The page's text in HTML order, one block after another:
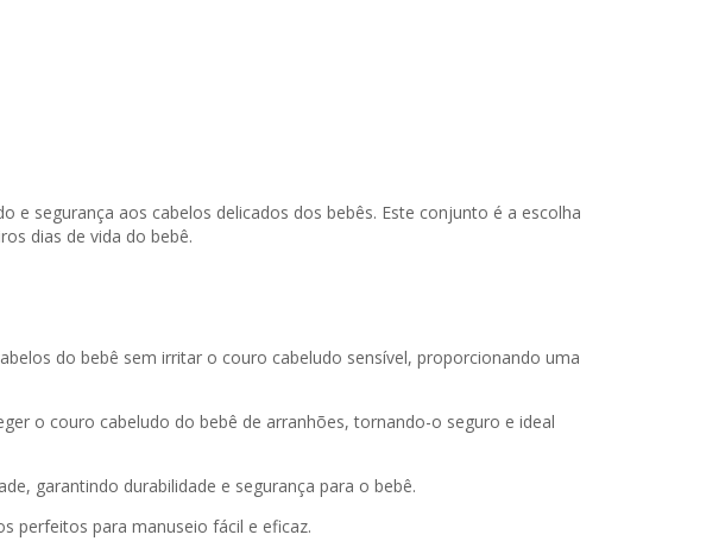
segurança aos cabelos delicados dos bebês. Este conjunto é a escolha
dias de vida do bebê.
do bebê sem irritar o couro cabeludo sensível, proporcionando uma
o couro cabeludo do bebê de arranhões, tornando-o seguro e ideal
garantindo durabilidade e segurança para o bebê.
perfeitos para manuseio fácil e eficaz.